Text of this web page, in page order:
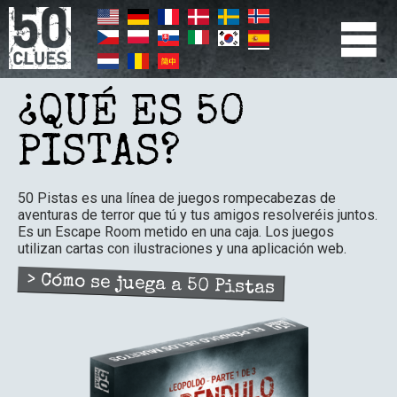
Pasar
al
contenido
principal
PRIMÆR
NAVIGATION
¿QUÉ ES 50
PISTAS?
50 Pistas es una línea de juegos rompecabezas de
aventuras de terror que tú y tus amigos resolveréis juntos.
Es un Escape Room metido en una caja. Los juegos
utilizan cartas con ilustraciones y una aplicación web.
> Cómo se juega a 50 Pistas